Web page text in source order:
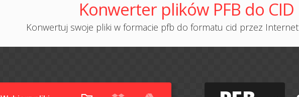
Konwerter plików PFB do CID
Konwertuj swoje pliki w formacie pfb do formatu cid przez Internet